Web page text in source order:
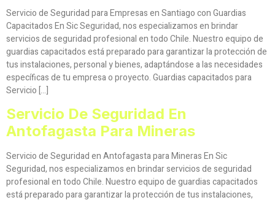
Servicio de Seguridad para Empresas en Santiago con Guardias
Capacitados En Sic Seguridad, nos especializamos en brindar
servicios de seguridad profesional en todo Chile. Nuestro equipo de
guardias capacitados está preparado para garantizar la protección de
tus instalaciones, personal y bienes, adaptándose a las necesidades
específicas de tu empresa o proyecto. Guardias capacitados para
Servicio […]
Servicio De Seguridad En
Antofagasta Para Mineras
Servicio de Seguridad en Antofagasta para Mineras En Sic
Seguridad, nos especializamos en brindar servicios de seguridad
profesional en todo Chile. Nuestro equipo de guardias capacitados
está preparado para garantizar la protección de tus instalaciones,